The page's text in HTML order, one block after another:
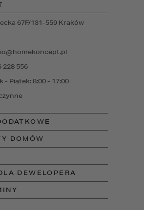
DOMÓW
DEWELOPERA
- Piątek: 8:00 - 17:00
228 556
67F/131-559 Kraków